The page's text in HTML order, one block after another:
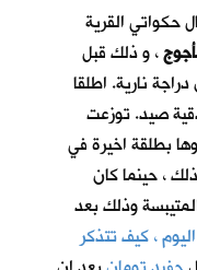
حكواتي القرية
، و ذلك قبل
نارية. اطلقا
صيد. توزعت
بطلقة اخيرة في
، حينما كان
وذلك بعد
اليوم ، كيف تتذكر